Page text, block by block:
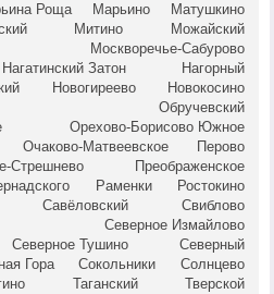
Роща Марьино
Матушкино
Митино
Можайский
Москворечье-Сабурово
Нагатинский Затон
Нагорный
Новогиреево
Новокосино
Обручевский
Орехово-Борисово Южное
Очаково-Матвеевское
Перово
Стрешнево
Преображенское
Раменки
Ростокино
Савёловский
Свиблово
Северное Измайлово
Северное Тушино
Северный
Гора Сокольники
Солнцево
Таганский
Тверской